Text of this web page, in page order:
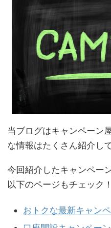
当ブログはキャンペーン
な情報はたくさん紹介し
今回紹介したキャンペー
以下のページもチェック
おトクな最新キャン